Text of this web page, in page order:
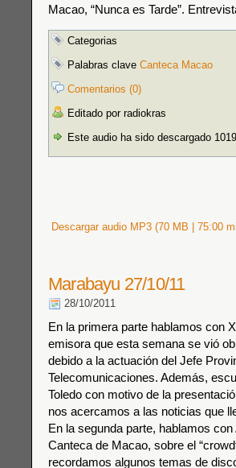
Macao, “Nunca es Tarde”.
Categorias
Palabras clave Canteca Macao
Comentarios (0)
Editado por radiokras
Este audio ha sido descargado
Descargar audio MP3 (70 MB | 75:00
Marabayu 27/10/11
28/10/2011
En la primera parte hablamos con
emisora que esta semana se vió
debido a la actuación del Jefe
Telecomunicaciones. Además,
Toledo con motivo de la
nos acercamos a las noticias que
En la segunda parte, hablamos
Canteca de Macao, sobre el
recordamos algunos temas de